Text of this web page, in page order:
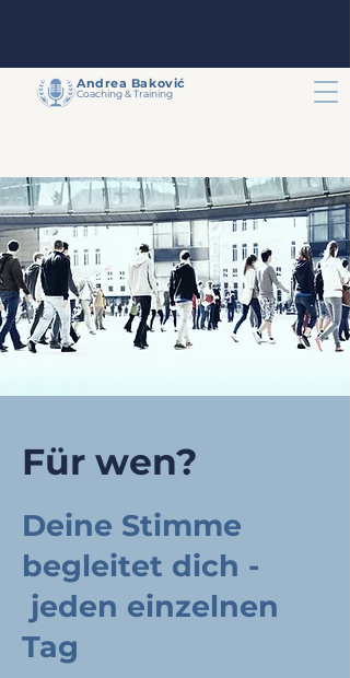
Andrea Baković
Coaching & Training
Für wen?
Deine Stimme
begleitet dich -
jeden einzelnen
Tag